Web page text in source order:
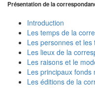
Présentation de la
Introduction
Les temps de la
Les personnes et
Les lieux de la
Les raisons et le
Les principaux fonds
Les éditions de la